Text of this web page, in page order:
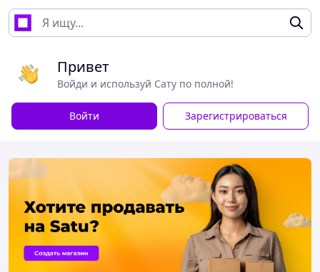
Привет
Войди и используй Сату по полной!
Войти Зарегистрироваться